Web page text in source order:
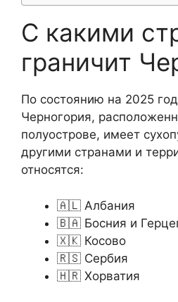
С какими
граничит
По состоянию на 2025
Черногория,
полуострове, имеет
другими странами и
относятся:
🇦🇱 Албания
🇧🇦 Босния и
🇽🇰 Косово
🇷🇸 Сербия
🇭🇷 Хорватия